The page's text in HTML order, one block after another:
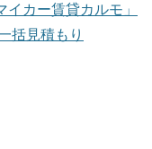
カー賃貸カルモ」
括見積もり